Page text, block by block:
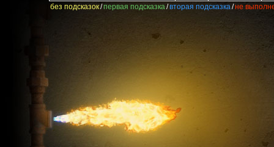
без подсказок/первая подсказка/вторая подсказка/не